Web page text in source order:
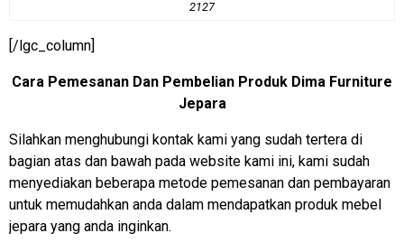
2127
[/lgc_column]
Cara Pemesanan Dan Pembelian Produk Dima Furniture
Jepara
Silahkan menghubungi kontak kami yang sudah tertera di
bagian atas dan bawah pada website kami ini, kami sudah
menyediakan beberapa metode pemesanan dan pembayaran
untuk memudahkan anda dalam mendapatkan produk mebel
jepara yang anda inginkan.